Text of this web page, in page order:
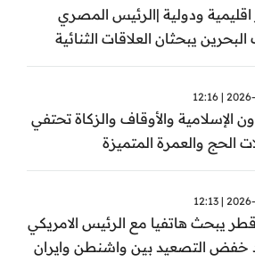
اقليمية ودولية |الرئيس المصري
يبحثان العلاقات الثنائية
الأوضاع الإقليمية
2026-
الإسلامية والأوقاف والزكاة تحتفي
الحج والعمرة المتميزة
2026-
امير قطر يبحث هاتفيا مع الرئيس الامريكي